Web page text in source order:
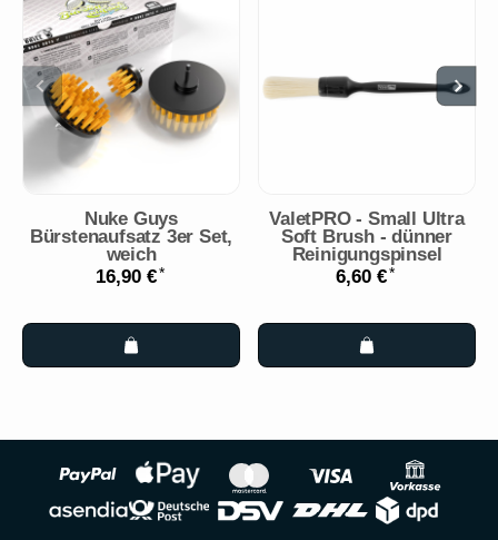
Nuke Guys
Bürstenaufsatz 3er Set,
weich
16,90 €*
ValetPRO - Small Ultra
Soft Brush - dünner
Reinigungspinsel
6,60 €*